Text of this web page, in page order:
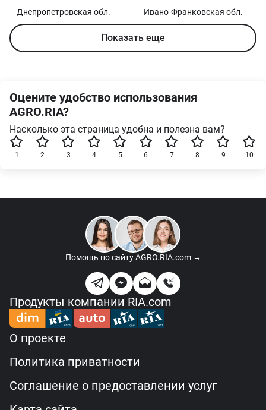
Днепропетровская обл. Ивано-Франковская обл.
Показать еще
Оцените удобство использования
AGRO.RIA?
Насколько эта страница удобна и полезна вам?
10
9
8
7
6
5
4
3
2
1
Помощь по сайтуAGRO.RIA.com →
Продукты компании RIA.com
О проекте
Политика приватности
Соглашение о предоставлении услуг